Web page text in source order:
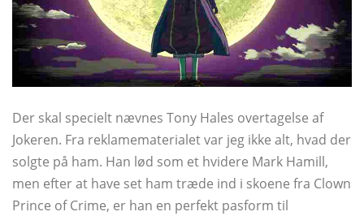
Der skal specielt nævnes Tony Hales overtagelse af
Jokeren. Fra reklamematerialet var jeg ikke alt, hvad der
solgte på ham. Han lød som et hvidere Mark Hamill,
men efter at have set ham træde ind i skoene fra Clown
Prince of Crime, er han en perfekt pasform til